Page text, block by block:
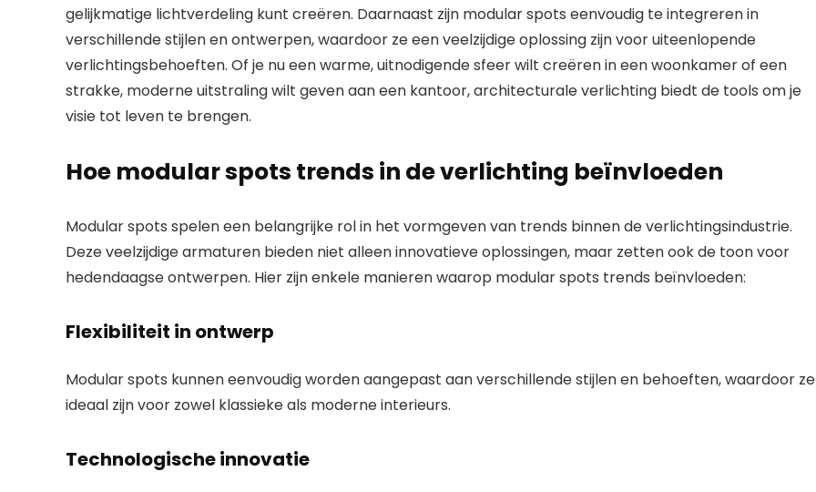
gelijkmatige lichtverdeling kunt creëren. Daarnaast zijn modular spots eenvoudig te integreren in
verschillende stijlen en ontwerpen, waardoor ze een veelzijdige oplossing zijn voor uiteenlopende
verlichtingsbehoeften. Of je nu een warme, uitnodigende sfeer wilt creëren in een woonkamer of een
strakke, moderne uitstraling wilt geven aan een kantoor, architecturale verlichting biedt de tools om je
visie tot leven te brengen.
Hoe modular spots trends in de verlichting beïnvloeden
Modular spots spelen een belangrijke rol in het vormgeven van trends binnen de verlichtingsindustrie.
Deze veelzijdige armaturen bieden niet alleen innovatieve oplossingen, maar zetten ook de toon voor
hedendaagse ontwerpen. Hier zijn enkele manieren waarop modular spots trends beïnvloeden:
Flexibiliteit in ontwerp
Modular spots kunnen eenvoudig worden aangepast aan verschillende stijlen en behoeften, waardoor ze
ideaal zijn voor zowel klassieke als moderne interieurs.
Technologische innovatie